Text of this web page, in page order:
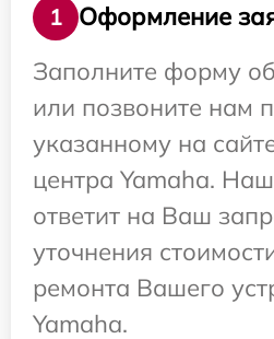
1
Оформление
Заполните форму
или позвоните нам
указанному на
центра Yamaha.
ответит на Ваш
уточнения
ремонта Вашего
Yamaha.